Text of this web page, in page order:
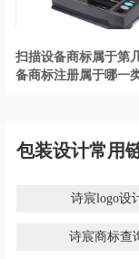
扫描设备商标属于第
备商标注册属于哪一
包装设计常用
诗宸logo设
诗宸商标查